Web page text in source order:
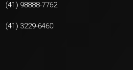
(41) 98888-7762
(41) 3229-6460